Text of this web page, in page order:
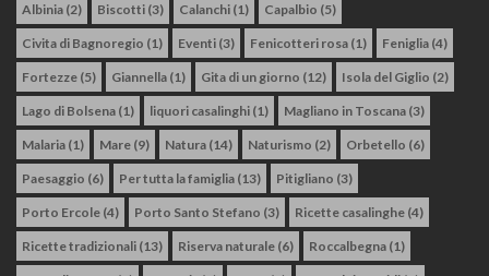
Albinia (2) Biscotti (3) Calanchi (1) Capalbio (5)
Civita di Bagnoregio (1) Eventi (3) Fenicotteri rosa (1) Feniglia (4)
Fortezze (5) Giannella (1) Gita di un giorno (12) Isola del Giglio (2)
Lago di Bolsena (1) liquori casalinghi (1) Magliano in Toscana (3)
Malaria (1) Mare (9) Natura (14) Naturismo (2) Orbetello (6)
Paesaggio (6) Per tutta la famiglia (13) Pitigliano (3)
Porto Ercole (4) Porto Santo Stefano (3) Ricette casalinghe (4)
Ricette tradizionali (13) Riserva naturale (6) Roccalbegna (1)